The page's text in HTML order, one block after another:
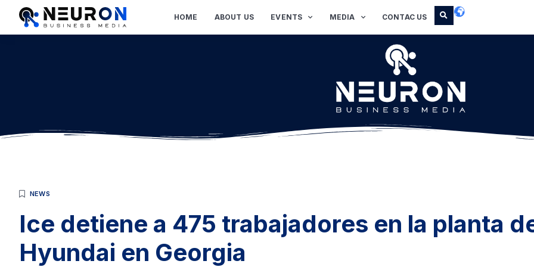
HOME ABOUT US EVENTS MEDIA CONTAC US
NEWS
Ice detiene a 475 trabajadores en la planta
Hyundai en Georgia